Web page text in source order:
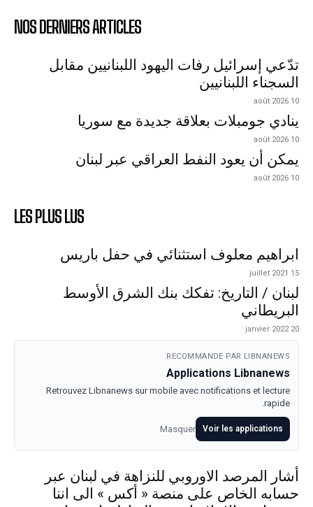
NOS DERNIERS ARTICLES
تدّعي إسرائيل رفات اليهود اللبنانيين مقابل
السجناء اللبنانيين
10 août 2026
ينادي جومبلات بعلاقة جديدة مع سوريا
10 août 2026
يمكن أن يعود النفط العراقي عبر لبنان
10 août 2026
LES PLUS LUS
ابراهيم معلوف استثنائي في حفل باريس
15 juillet 2021
لبنان / التاريخ: تفكك بنك الشرق الأوسط
البريطاني
20 janvier 2022
RECOMMANDE PAR LIBNANEWS
Applications Libnanews
Retrouvez Libnanews sur mobile avec notifications et lecture
rapide.
Voir les applications
Masquer
أشار المرصد الاوروبي للنزاهة في لبنان عبر
حسابه الخاص على منصة « أكس » الى اننا